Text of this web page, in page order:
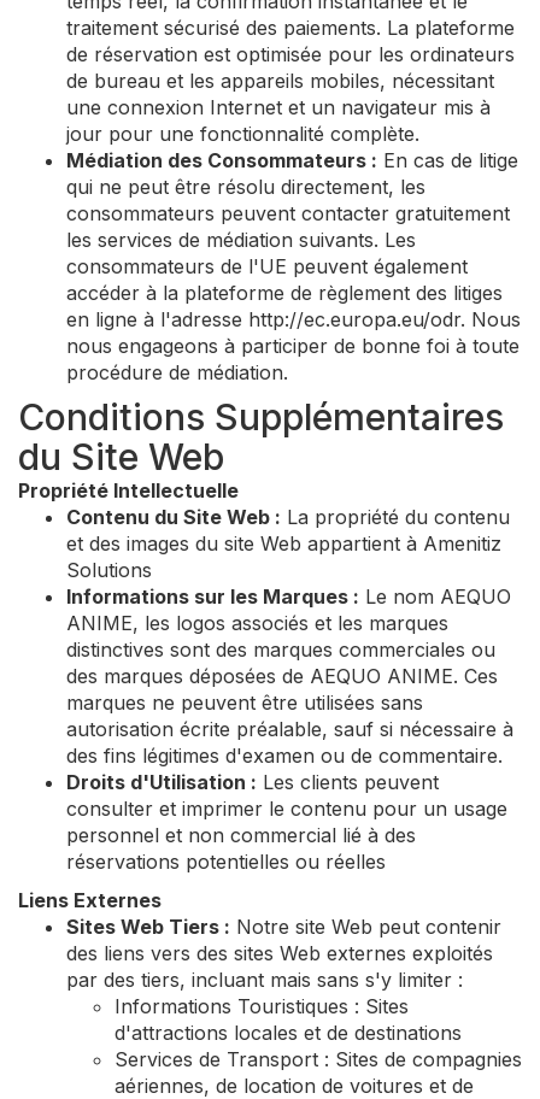
traitement sécurisé des paiements. La plateforme
de réservation est optimisée pour les ordinateurs
de bureau et les appareils mobiles, nécessitant
une connexion Internet et un navigateur mis à
jour pour une fonctionnalité complète.
Médiation des Consommateurs : En cas de litige
qui ne peut être résolu directement, les
consommateurs peuvent contacter gratuitement
les services de médiation suivants. Les
consommateurs de l'UE peuvent également
accéder à la plateforme de règlement des litiges
en ligne à l'adresse http://ec.europa.eu/odr. Nous
nous engageons à participer de bonne foi à toute
procédure de médiation.
Conditions Supplémentaires
du Site Web
Propriété Intellectuelle
Contenu du Site Web : La propriété du contenu
et des images du site Web appartient à Amenitiz
Solutions
Informations sur les Marques : Le nom AEQUO
ANIME, les logos associés et les marques
distinctives sont des marques commerciales ou
des marques déposées de AEQUO ANIME. Ces
marques ne peuvent être utilisées sans
autorisation écrite préalable, sauf si nécessaire à
des fins légitimes d'examen ou de commentaire.
Droits d'Utilisation : Les clients peuvent
consulter et imprimer le contenu pour un usage
personnel et non commercial lié à des
réservations potentielles ou réelles
Liens Externes
Sites Web Tiers : Notre site Web peut contenir
des liens vers des sites Web externes exploités
par des tiers, incluant mais sans s'y limiter :
Informations Touristiques : Sites
d'attractions locales et de destinations
Services de Transport : Sites de compagnies
aériennes, de location de voitures et de